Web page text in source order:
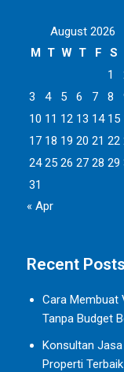
August 2026
M T W T F S
1
3
4 5 6 7 8
10 11 12 13 14 15
17 18 19 20 21 22
24 25 26 27 28 29
31
« Apr
Recent Posts
Cara Membuat
Tanpa Budget
Konsultan
Properti